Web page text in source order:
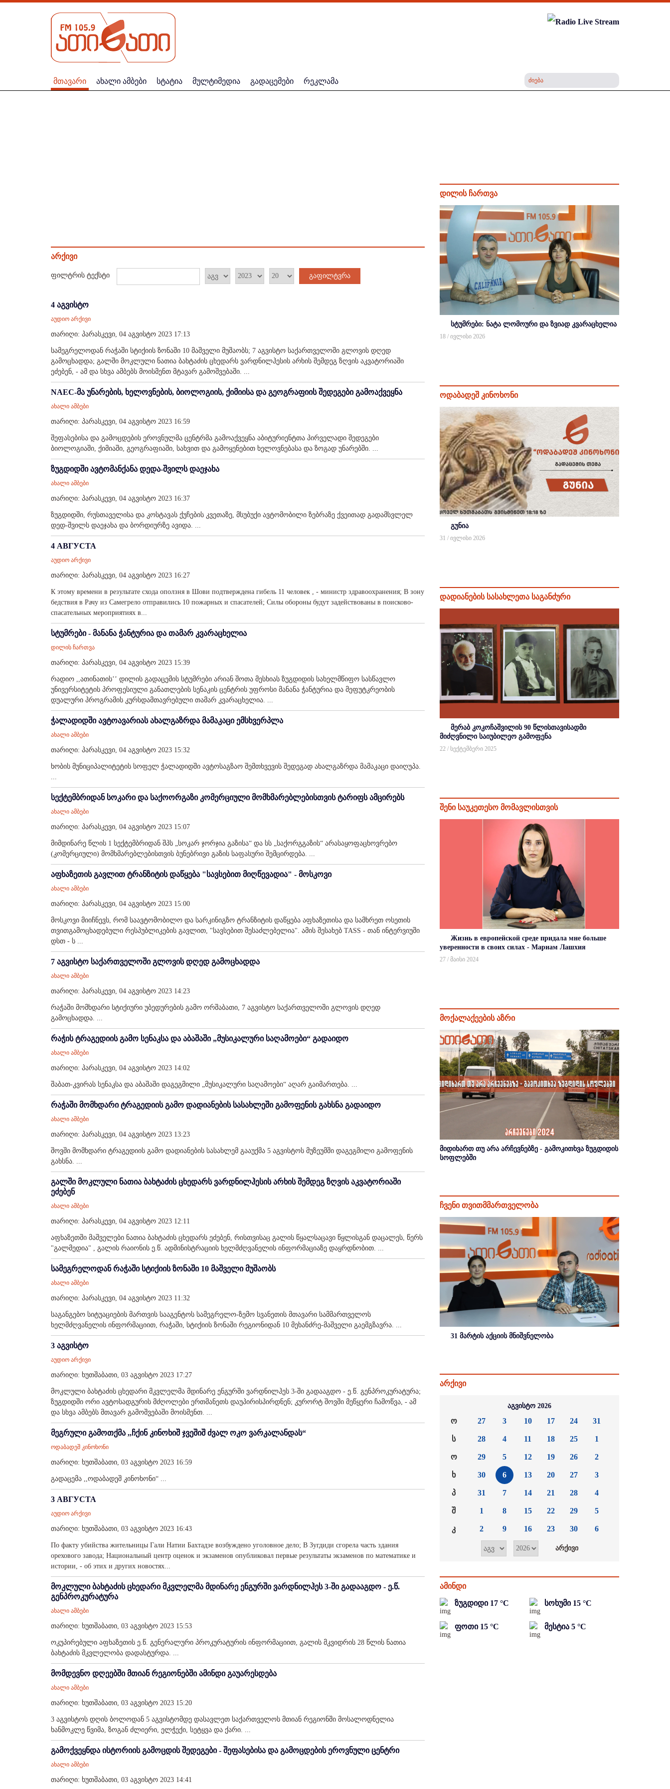
მთავარი ახალი ამბები სტატია მულტიმედია გადაცემები რეკლამა
არქივი
ფილტრის ტექსტი გაფილტვრა
4 აგვისტო
აუდიო არქივი
თარიღი: პარასკევი, 04 აგვისტო 2023 17:13
სამეგრელოდან რაჭაში სტიქიის ზონაში 10 მაშველი მუშაობს; 7 აგვისტო საქართველოში გლოვის დღედ
გამოცხადდა; გალში მოკლული ნათია ბახტაძის ცხედარს ვარდნილჰესის არხის შემდეგ ზღვის აკვატორიაში
ეძებენ, - ამ და სხვა ამბებს მოისმენთ მტავარ გამოშვებაში. ...
NAEC-მა უნარების, ხელოვნების, ბიოლოგიის, ქიმიისა და გეოგრაფიის შედეგები გამოაქვეყნა
ახალი ამბები
თარიღი: პარასკევი, 04 აგვისტო 2023 16:59
შეფასებისა და გამოცდების ეროვნულმა ცენტრმა გამოაქვეყნა აბიტურიენტთა პირველადი შედეგები
ბიოლოგიაში, ქიმიაში, გეოგრაფიაში, სახვით და გამოყენებით ხელოვნებასა და ზოგად უნარებში. ...
ზუგდიდში ავტომანქანა დედა-შვილს დაეჯახა
ახალი ამბები
თარიღი: პარასკევი, 04 აგვისტო 2023 16:37
ზუგდიდში, რუსთაველისა და კოსტავას ქუჩების კვეთაზე, მსუბუქი ავტომობილი ზებრაზე ქვეითად გადამსვლელ
დედ-შვილს დაეჯახა და ბორდიურზე ავიდა. ...
4 АВГУСТА
აუდიო არქივი
თარიღი: პარასკევი, 04 აგვისტო 2023 16:27
К этому времени в результате схода оползня в Шови подтверждена гибель 11 человек , - министр здравоохранения; В зону
бедствия в Рачу из Самегрело отправились 10 пожарных и спасателей; Силы обороны будут задействованы в поисково-
спасательных мероприятиях в...
სტუმრები - მანანა ჭანტურია და თამარ კვარაცხელია
დილის ჩართვა
თარიღი: პარასკევი, 04 აგვისტო 2023 15:39
რადიო ,,ათინათის’’ დილის გადაცემის სტუმრები არიან შოთა მესხიას ზუგდიდის სახელმწიფო სასწავლო
უნივერსიტეტის პროფესიული განათლების სენაკის ცენტრის უფროსი მანანა ჭანტურია და მეფუტკრეობის
დუალური პროგრამის კურსდამთავრებული თამარ კვარაცხელია. ...
ჭალადიდში ავტოავარიას ახალგაზრდა მამაკაცი ემსხვერპლა
ახალი ამბები
თარიღი: პარასკევი, 04 აგვისტო 2023 15:32
ხობის მუნიციპალიტეტის სოფელ ჭალადიდში ავტოსაგზაო შემთხვევის შედეგად ახალგაზრდა მამაკაცი დაიღუპა.
...
სექტემბრიდან სოკარი და საქოორგაზი კომერციული მომხმარებლებისთვის ტარიფს ამცირებს
ახალი ამბები
თარიღი: პარასკევი, 04 აგვისტო 2023 15:07
მიმდინარე წლის 1 სექტემბრიდან შპს „სოკარ ჯორჯია გაზისა“ და სს „საქორგგაზის“ არასაყოფაცხოვრებო
(კომერციული) მომხმარებლებისთვის ბუნებრივი გაზის საფასური შემცირდება. ...
აფხაზეთის გავლით ტრანზიტის დაწყება "სავსებით მიღწევადია" - მოსკოვი
ახალი ამბები
თარიღი: პარასკევი, 04 აგვისტო 2023 15:00
მოსკოვი მიიჩნევს, რომ საავტომობილო და სარკინიგზო ტრანზიტის დაწყება აფხაზეთისა და სამხრეთ ოსეთის
თვითგამოცხადებული რესპუბლიკების გავლით, "სავსებით შესაძლებელია". ამის შესახებ TASS - თან ინტერვიუში
დსთ - ს ...
7 აგვისტო საქართველოში გლოვის დღედ გამოცხადდა
ახალი ამბები
თარიღი: პარასკევი, 04 აგვისტო 2023 14:23
რაჭაში მომხდარი სტიქიური უბედურების გამო ორშაბათი, 7 აგვისტო საქართველოში გლოვის დღედ
გამოცხადდა. ...
რაჭის ტრაგედიის გამო სენაკსა და აბაშაში „მუსიკალური საღამოები“ გადაიდო
ახალი ამბები
თარიღი: პარასკევი, 04 აგვისტო 2023 14:02
შაბათ-კვირას სენაკსა და აბაშაში დაგეგმილი „მუსიკალური საღამოები“ აღარ გაიმართება. ...
რაჭაში მომხდარი ტრაგედიის გამო დადიანების სასახლეში გამოფენის გახსნა გადაიდო
ახალი ამბები
თარიღი: პარასკევი, 04 აგვისტო 2023 13:23
შოვში მომხდარი ტრაგედიის გამო დადიანების სასახლემ გააუქმა 5 აგვისტოს მუზეუმში დაგეგმილი გამოფენის
გახსნა. ...
გალში მოკლული ნათია ბახტაძის ცხედარს ვარდნილჰესის არხის შემდეგ ზღვის აკვატორიაში
ეძებენ
ახალი ამბები
თარიღი: პარასკევი, 04 აგვისტო 2023 12:11
აფხაზეთში მაშველები ნათია ბახტაძის ცხედარს ეძებენ, რისთვისაც გალის წყალსაცავი წყლისგან დაცალეს, წერს
"გალმედია" , გალის რაიონის ე.წ. ადმინისტრაციის ხელმძღვანელის ინფორმაციაზე დაყრდნობით. ...
სამეგრელოდან რაჭაში სტიქიის ზონაში 10 მაშველი მუშაობს
ახალი ამბები
თარიღი: პარასკევი, 04 აგვისტო 2023 11:32
საგანგებო სიტუაციების მართვის სააგენტოს სამეგრელო-ზემო სვანეთის მთავარი სამმართველოს
ხელმძღვანელის ინფორმაციით, რაჭაში, სტიქიის ზონაში რეგიონიდან 10 მეხანძრე-მაშველი გაემგზავრა. ...
3 აგვისტო
აუდიო არქივი
თარიღი: ხუთშაბათი, 03 აგვისტო 2023 17:27
მოკლული ბახტაძის ცხედარი მკვლელმა მდინარე ენგურში ვარდნილჰეს 3-ში გადააგდო - ე.წ. გენპროკურატურა;
ზუგდიდში ორი ავტოსადგურის მძღოლები ერთმანეთს დაუპირისპირდნენ; კურორტ შოვში მეწყერი ჩამოწვა, - ამ
და სხვა ამბებს მთავარ გამოშვებაში მოისმენთ. ...
მეგრული გამოთქმა ,,ჩქინ კინოხიშ ჯვეშიშ ძვალ ოკო ვარკალანდას“
ოდაბადეშ კინოხონი
თარიღი: ხუთშაბათი, 03 აგვისტო 2023 16:59
გადაცემა ,,ოდაბადეშ კინოხონი“ ...
3 АВГУСТА
აუდიო არქივი
თარიღი: ხუთშაბათი, 03 აგვისტო 2023 16:43
По факту убийства жительницы Гали Натии Бахтадзе возбуждено уголовное дело; В Зугдиди сгорела часть здания
орехового завода; Национальный центр оценок и экзаменов опубликовал первые результаты экзаменов по математике и
истории, - об этих и других новостях...
მოკლული ბახტაძის ცხედარი მკვლელმა მდინარე ენგურში ვარდნილჰეს 3-ში გადააგდო - ე.წ.
გენპროკურატურა
ახალი ამბები
თარიღი: ხუთშაბათი, 03 აგვისტო 2023 15:53
ოკუპირებული აფხაზეთის ე.წ. გენერალური პროკურატურის ინფორმაციით, გალის მკვიდრის 28 წლის ნათია
ბახტაძის მკვლელობა დადასტურდა. ...
მომდევნო დღეებში მთიან რეგიონებში ამინდი გაუარესდება
ახალი ამბები
თარიღი: ხუთშაბათი, 03 აგვისტო 2023 15:20
3 აგვისტოს დღის ბოლოდან 5 აგვისტომდე დასავლეთ საქართველოს მთიან რეგიონში მოსალოდნელია
ხანმოკლე წვიმა, ზოგან ძლიერი, ელჭექი, სეტყვა და ქარი. ...
გამოქვეყნდა ისტორიის გამოცდის შედეგები - შეფასებისა და გამოცდების ეროვნული ცენტრი
ახალი ამბები
თარიღი: ხუთშაბათი, 03 აგვისტო 2023 14:41
დილის ჩართვა
სტუმრები: ნატა ლომოური და ზვიად კვარაცხელია
18 / ივლისი 2026
ოდაბადეშ კინოხონი
გუნია
31 / ივლისი 2026
დადიანების სასახლეთა საგანძური
მერაბ კოკოჩაშვილის 90 წლისთავისადმი
მიძღვნილი საიუბილეო გამოფენა
22 / სექტემბერი 2025
შენი საუკეთესო მომავლისთვის
Жизнь в европейской среде придала мне больше
уверенности в своих силах - Мариам Лашхия
27 / მაისი 2024
მოქალაქეების აზრი
მიდიხართ თუ არა არჩევნებზე - გამოკითხვა ზუგდიდის
სოფლებში
ჩვენი თვითმმართველობა
31 მარტის აქციის მნიშვნელობა
არქივი
აგვისტო 2026
ო
ს
ო
ხ
პ
შ
კ
27
28
29
30
31
1
2
3
4
5
6
7
8
9
10
11
12
13
14
15
16
17
18
19
20
21
22
23
24
25
26
27
28
29
30
31
1
2
3
4
5
6
ამინდი
ზუგდიდი 17 °C სოხუმი 15 °C
ფოთი 15 °C მესტია 5 °C